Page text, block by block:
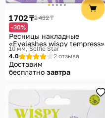
1 702 ₸2 432 ₸
-30%
Ресницы накладные
«Eyelashes wispy tempress»
10 мм Selfie Star
4.0
2 отзыва
Доставим
бесплатно завтра
Помощь
Способы доставки
Способы оплаты